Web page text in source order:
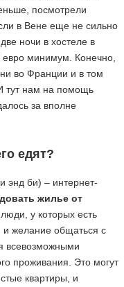
посмотрели
в Вене еще не сильно
ночи в хостеле в
минимум. Конечно,
во Франции и в том
тут нам на помощь
за вполне
едят?
энд би) – интернет-
жилье от
люди, у которых есть
и желание общаться с
всевозможными
проживания. Это могут
квартиры, и